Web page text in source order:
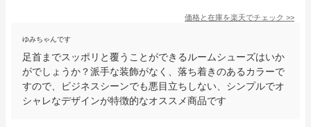
価格と在庫を楽天でチェック >>
ゆみちゃんです
足首までスッポリと覆うことができるルームシューズはいか
がでしょうか？派手な装飾がなく、落ち着きのあるカラーで
すので、ビジネスシーンでも悪目立ちしない、シンプルでオ
シャレなデザインが特徴的なオススメ商品です